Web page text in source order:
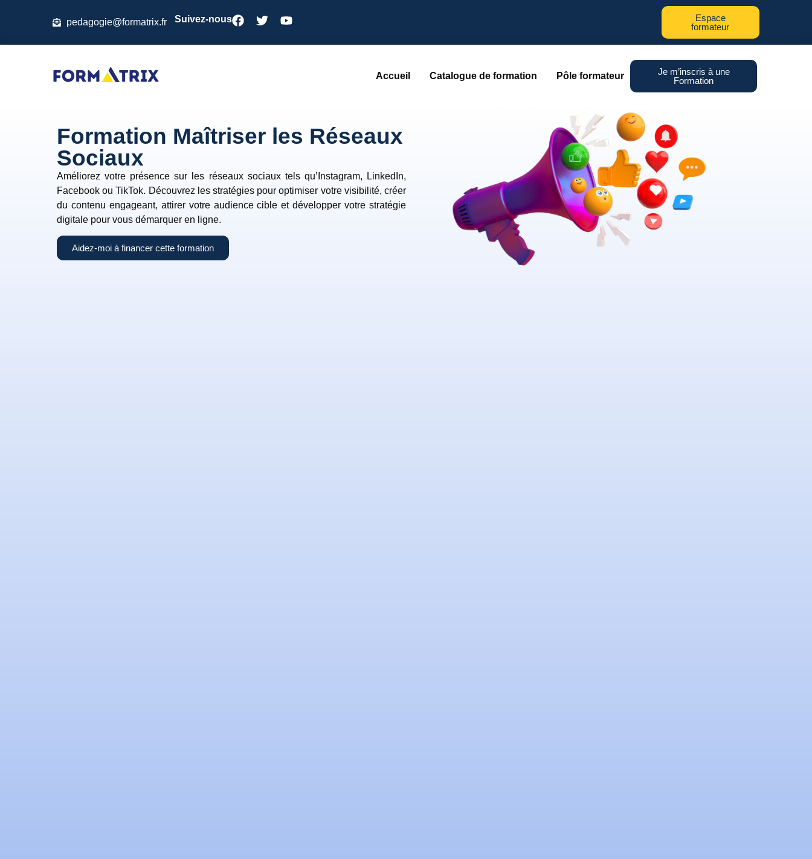
pedagogie@formatrix.fr Suivez-nous
Espace
formateur
Accueil Catalogue de formation Pôle formateur
Je m’inscris à une
Formation
Formation Maîtriser les Réseaux
Sociaux
Améliorez votre présence sur les réseaux sociaux tels qu’Instagram, LinkedIn,
Facebook ou TikTok. Découvrez les stratégies pour optimiser votre visibilité, créer
du contenu engageant, attirer votre audience cible et développer votre stratégie
digitale pour vous démarquer en ligne.
Aidez-moi à financer cette formation